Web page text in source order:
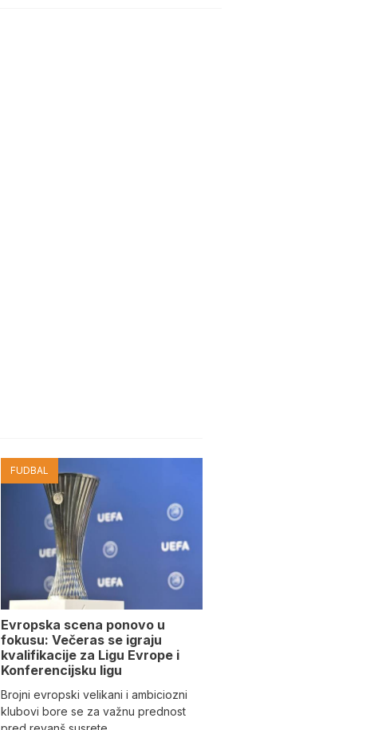
FUDBAL
Evropska scena ponovo u
fokusu: Večeras se igraju
kvalifikacije za Ligu Evrope i
Konferencijsku ligu
Brojni evropski velikani i ambiciozni
klubovi bore se za važnu prednost